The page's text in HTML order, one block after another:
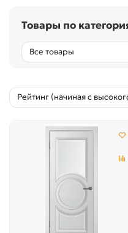
Товары по